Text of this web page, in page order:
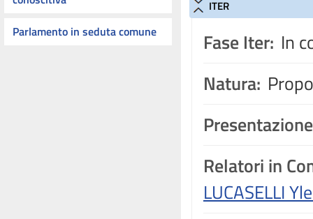
Parlamento in seduta comune
ITER
Fase Iter: In
Natura:
Relatori in
LUCASELLI